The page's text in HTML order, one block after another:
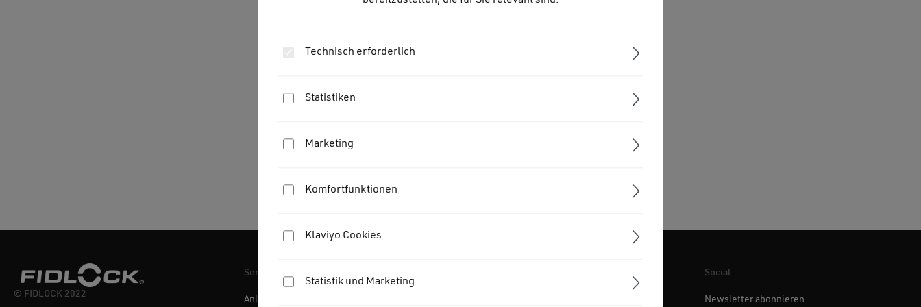
© FIDLOCK 2022
Service
Anleitungen
Social
Newsletter abonnieren
Technisch erforderlich
Statistiken
Marketing
Komfortfunktionen
Klaviyo Cookies
Statistik und Marketing